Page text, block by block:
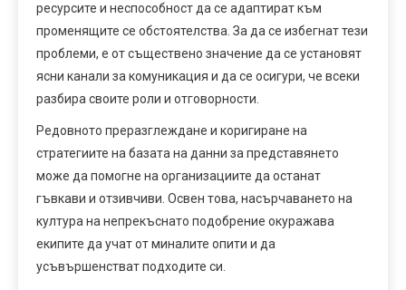
ресурсите и неспособност да се адаптират към
променящите се обстоятелства. За да се избегнат тези
проблеми, е от съществено значение да се установят
ясни канали за комуникация и да се осигури, че всеки
разбира своите роли и отговорности.
Редовното преразглеждане и коригиране на
стратегиите на базата на данни за представянето
може да помогне на организациите да останат
гъвкави и отзивчиви. Освен това, насърчаването на
култура на непрекъснато подобрение окуражава
екипите да учат от миналите опити и да
усъвършенстват подходите си.